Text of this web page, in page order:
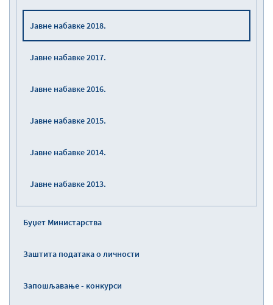
Јавне набавке 2018.
Јавне набавке 2017.
Јавне набавке 2016.
Јавне набавке 2015.
Јавне набавке 2014.
Јавне набавке 2013.
Буџет Министарства
Заштита података о личности
Запошљавање - конкурси